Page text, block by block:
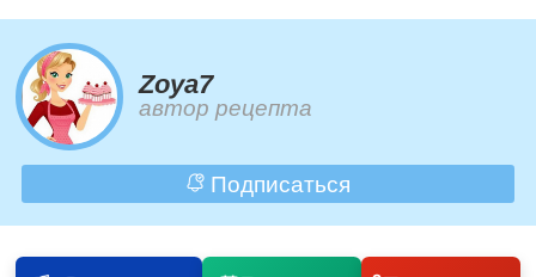
Zoya7
автор рецепта
Подписаться